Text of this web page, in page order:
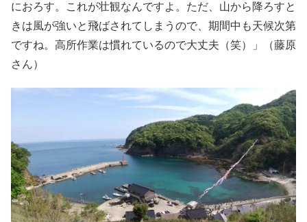
におろす。これが壮観なんですよ。ただ、山から降ろすと
きは風が強いと飛ばされてしまうので、期間中も天候次第
ですね。高所作業は慣れているので大丈夫（笑）」（藤原
さん）